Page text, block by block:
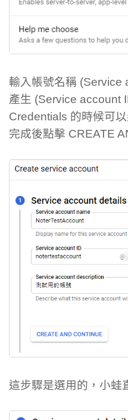
輸入帳號名稱 (Service
產生 (Service account
Credentials 的時候可
完成後點擊 CREATE
這步驟是選用的，小蛙